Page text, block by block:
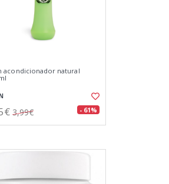
acondicionador natural
3,99€ - 61%